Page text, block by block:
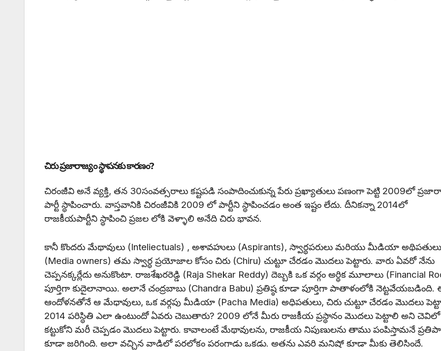
చిరు ప్రజారాజ్యం స్థాపనకు కారణం?
చిరంజీవి అనే వ్యక్తి, తన 30సంవత్సరాలు కష్టపడి సంపాదించుకున్న పేరు ప్రఖ్యాతులు పణంగా పెట్టి 2009లో
పార్టీ స్థాపించారు. వాస్తవానికి చిరంజీవికి 2009 లో పార్టీని స్థాపించడం అంత ఇష్టం లేదు. దీనికన్నా 2014లో
రాజకీయపార్టీని స్థాపించి ప్రజల లోకి వెళ్ళాలి అనేది చిరు భావన.
కానీ కొందరు మేథావులు (Inteliectuals) , అశావహులు (Aspirants), స్వార్థపరులు మరియు మీడియా అథిపతులు
(Media owners) తమ స్వార్ధ ప్రయోజాల కోసం చిరు (Chiru) చుట్టూ చేరడం మొదలు పెట్టారు. వారు ఏవరో నేను
చెప్పనక్కర్లేదు అనుకొంటా. రాజశేఖరరెడ్డి (Raja Shekar Reddy) దెబ్బకి ఒక వర్గం అర్థిక మూలాలు (Financial
పూర్తిగా కుదైలానాయి. అలానే చంద్రబాబు (Chandra Babu) ప్రతిష్ఠ కూడా పూర్తిగా పాతాళంలోకి నెట్టవేయబడింది.
ఆందోళనతోనే ఆ మేధావులు, ఒక వర్గపు మీడియా (Pacha Media) అధిపతులు, చిరు చుట్టూ చేరడం మొదలు
2014 పరిస్థితి ఎలా ఉంటుందో ఏవరు చెబుతారు? 2009 లోనే మీరు రాజకీయ ప్రస్థానం మొదలు పెట్టాలి అని చెవిలో
కట్టుకోని మరీ చెప్పడం మొదలు పెట్టారు. కావాలంటే మేథావులను, రాజకీయ నిపుణులను తాము పంపిస్తామనే
కూడా జరిగింది. అలా వచ్చిన వాడిలో పరలోకం పరంగాడు ఒకడు. అతను ఎవరి మనిషో కూడా మీకు తెలిసిందే.